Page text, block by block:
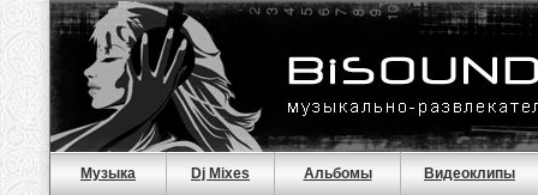
Музыка Dj Mixes Альбомы Видеоклипы